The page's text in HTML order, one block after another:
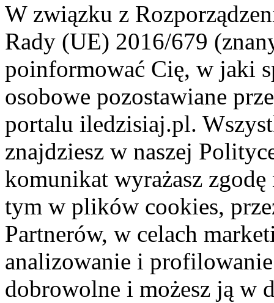
W związku z
Rady (UE) 2016/679
poinformować Cię, w jaki
osobowe pozostawiane
portalu iledzisiaj.pl.
znajdziesz w naszej
komunikat wyrażasz
tym w plików cookies,
Partnerów, w celach
analizowanie i
dobrowolne i możesz ją w